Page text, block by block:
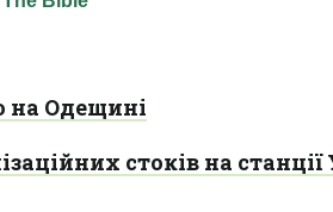
на Одещині
стоків на станції